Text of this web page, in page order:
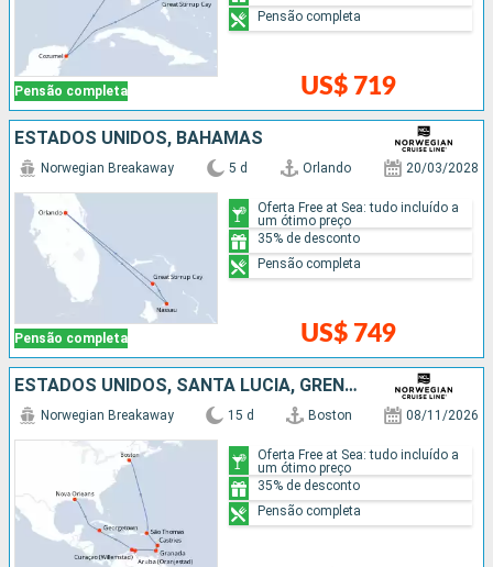
Pensão completa US$ 719
Pensão completa
ESTADOS UNIDOS, BAHAMAS
Pensão completa
Norwegian Breakaway 5 d Orlando 20/03/2028
US$ 749
Oferta Free at Sea: tudo incluído a
um ótimo preço
35% de desconto
Pensão completa
ESTADOS UNIDOS, SANTA LUCIA, GRENADA, ARUBA, ISLAS CAIMÁN
Norwegian Breakaway 15 d Boston 08/11/2026
Oferta Free at Sea: tudo incluído a
um ótimo preço
35% de desconto
Pensão completa